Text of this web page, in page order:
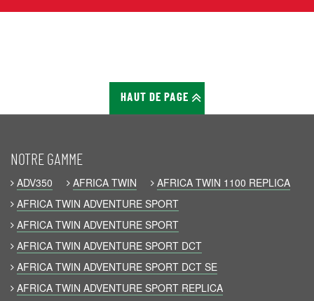
HAUT DE PAGE
NOTRE GAMME
ADV350 AFRICA TWIN
AFRICA TWIN 1100 REPLICA
AFRICA TWIN ADVENTURE SPORT
AFRICA TWIN ADVENTURE SPORT
AFRICA TWIN ADVENTURE SPORT DCT
AFRICA TWIN ADVENTURE SPORT DCT SE
AFRICA TWIN ADVENTURE SPORT REPLICA